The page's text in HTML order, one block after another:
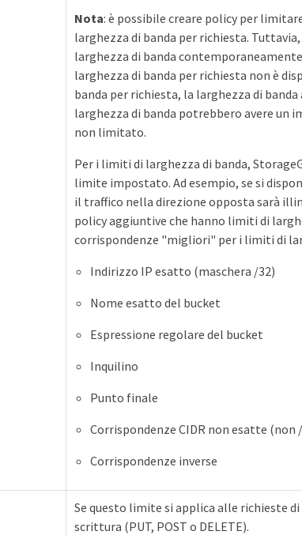
Nota: è possibile creare policy per
larghezza di banda per richiesta.
larghezza di banda
larghezza di banda per richiesta non è
banda per richiesta, la larghezza di
larghezza di banda potrebbero avere
non limitato.
Per i limiti di larghezza di banda,
limite impostato. Ad esempio, se si
il traffico nella direzione opposta sarà
policy aggiuntive che hanno limiti di
corrispondenze "migliori" per i limiti di
Indirizzo IP esatto (maschera /32)
Nome esatto del bucket
Espressione regolare del bucket
Inquilino
Punto finale
Corrispondenze CIDR non esatte (non
Corrispondenze inverse
Se questo limite si applica alle richieste
scrittura (PUT, POST o DELETE).